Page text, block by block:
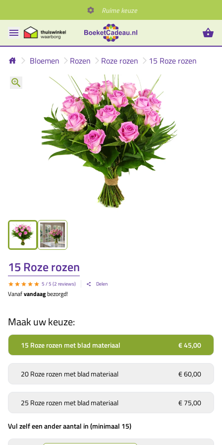
Ruime keuze
Bloemen Rozen Roze rozen 15 Roze rozen
15 Roze rozen
5 / 5 (2 reviews) Delen
Vanafvandaagbezorgd!
Maak uw keuze:
15 Roze rozen met blad materiaal € 45,00
20 Roze rozen met blad materiaal € 60,00
25 Roze rozen met blad materiaal € 75,00
Vul zelf een ander aantal in (minimaal 15)